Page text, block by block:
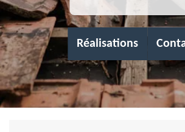
Réalisations